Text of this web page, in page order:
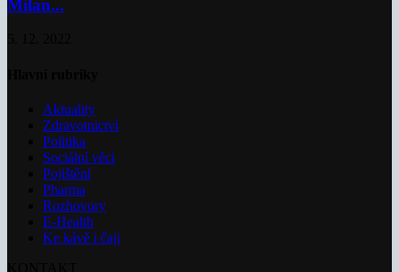
Milan...
Aktuality
Zdravotnictví
Politika
Sociální věci
Pojištění
Pharma
Rozhovory
E-Health
Ke kávě i čaji